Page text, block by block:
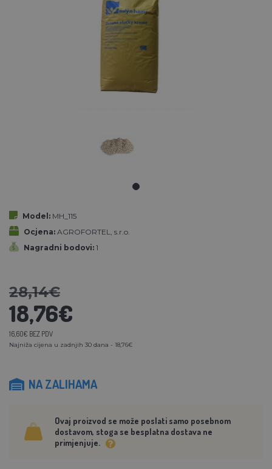
Model: MH_115
Ocjena: AGROFORTEL, s.r.o.
Nagradni bodovi: 1
28,14€
18,76€
16,60€ BEZ PDV
Najniža cijena u zadnjih 30 dana - 18,76€
NA ZALIHAMA
Ovaj proizvod se može poslati samo posebnom
dostavom, stoga se besplatna dostava ne
primjenjuje.